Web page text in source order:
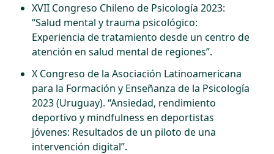
XVII Congreso Chileno de Psicología 2023:
“Salud mental y trauma psicológico:
Experiencia de tratamiento desde un centro de
atención en salud mental de regiones”.
X Congreso de la Asociación Latinoamericana
para la Formación y Enseñanza de la Psicología
2023 (Uruguay). “Ansiedad, rendimiento
deportivo y mindfulness en deportistas
jóvenes: Resultados de un piloto de una
intervención digital”.